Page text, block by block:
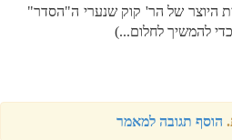
היוצר של הר' קוק שנערי ה"הסדר"
להמשיך לחלום...)
הוסף תגובה למאמר